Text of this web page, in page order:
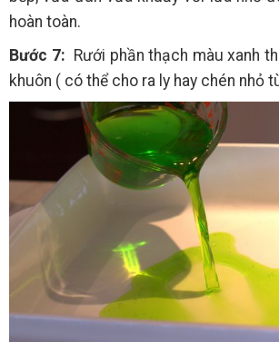
hoàn toàn.
Bước 7: Rưới phần thạch màu xanh
khuôn ( có thể cho ra ly hay chén nhỏ